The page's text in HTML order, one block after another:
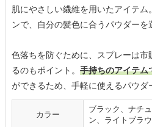
肌にやさしい繊維を用いたアイテム
ンで、自分の髪色に合うパウダーを
色落ちを防ぐために、スプレーは市
るのもポイント。 手持ちのアイテム
ができるため、手軽に使えるパウダ
カラー
ブラック、ナチ
ン、ライトブラ